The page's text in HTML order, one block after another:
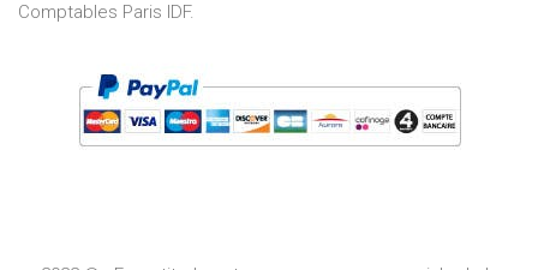
Comptables Paris IDF.